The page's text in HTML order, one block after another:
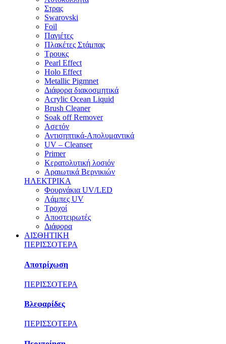
Στρας
Swarovski
Foil
Παγιέτες
Πλακέτες Στάμπας
Τρουκς
Pearl Effect
Holo Effect
Metallic Pigmnet
Διάφορα διακοσμητικά
Acrylic Ocean Liquid
Brush Cleaner
Soak off Remover
Ασετόν
Αντισηπτικά-Απολυμαντικά
UV – Cleanser
Primer
Κερατολυτική λοσιόν
Αραιωτικά Βερνικιών
ΗΛΕΚΤΡΙΚΑ
Φουρνάκια UV/LED
Λάμπες UV
Τροχοί
Αποστειρωτές
Διάφορα
ΑΙΣΘΗΤΙΚΗ
ΠΕΡΙΣΣΟΤΕΡΑ
Αποτρίχωση
ΠΕΡΙΣΣΟΤΕΡΑ
Βλεφαρίδες
ΠΕΡΙΣΣΟΤΕΡΑ